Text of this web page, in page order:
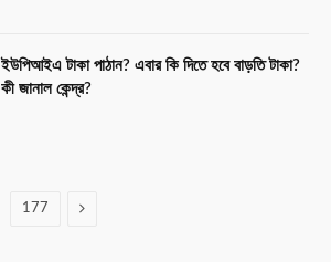
ইউপিআইএ টাকা পাঠান? এবার কি দিতে হবে বাড়তি টাকা?
কী জানাল কেন্দ্র?
177 Next